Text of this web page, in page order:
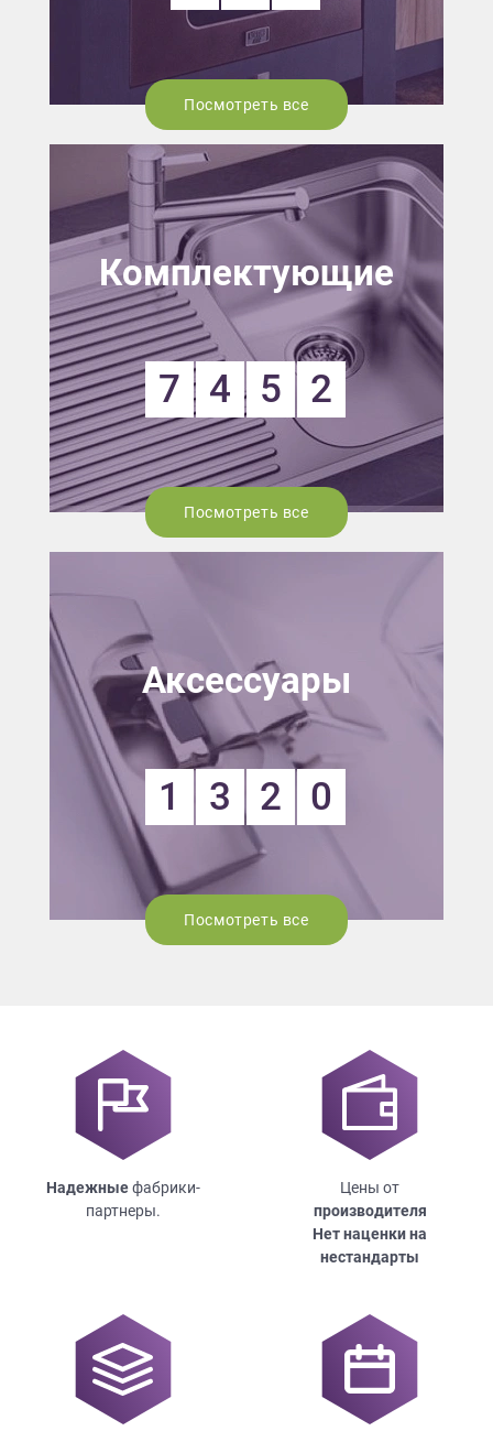
Посмотреть все
Комплектующие
7 4 5 2
Посмотреть все
Аксессуары
1 3 2 0
Посмотреть все
Надежныефабрики-
партнеры.
Цены от
производителя
Нет наценки на
нестандарты